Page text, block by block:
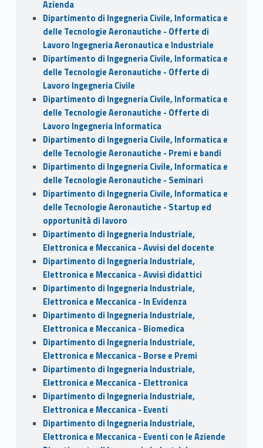
Azienda
Dipartimento di Ingegneria Civile, Informatica e
delle Tecnologie Aeronautiche - Offerte di
Lavoro Ingegneria Aeronautica e Industriale
Dipartimento di Ingegneria Civile, Informatica e
delle Tecnologie Aeronautiche - Offerte di
Lavoro Ingegneria Civile
Dipartimento di Ingegneria Civile, Informatica e
delle Tecnologie Aeronautiche - Offerte di
Lavoro Ingegneria Informatica
Dipartimento di Ingegneria Civile, Informatica e
delle Tecnologie Aeronautiche - Premi e bandi
Dipartimento di Ingegneria Civile, Informatica e
delle Tecnologie Aeronautiche - Seminari
Dipartimento di Ingegneria Civile, Informatica e
delle Tecnologie Aeronautiche - Startup ed
opportunità di lavoro
Dipartimento di Ingegneria Industriale,
Elettronica e Meccanica - Avvisi del docente
Dipartimento di Ingegneria Industriale,
Elettronica e Meccanica - Avvisi didattici
Dipartimento di Ingegneria Industriale,
Elettronica e Meccanica - In Evidenza
Dipartimento di Ingegneria Industriale,
Elettronica e Meccanica - Biomedica
Dipartimento di Ingegneria Industriale,
Elettronica e Meccanica - Borse e Premi
Dipartimento di Ingegneria Industriale,
Elettronica e Meccanica - Elettronica
Dipartimento di Ingegneria Industriale,
Elettronica e Meccanica - Eventi
Dipartimento di Ingegneria Industriale,
Elettronica e Meccanica - Eventi con le Aziende